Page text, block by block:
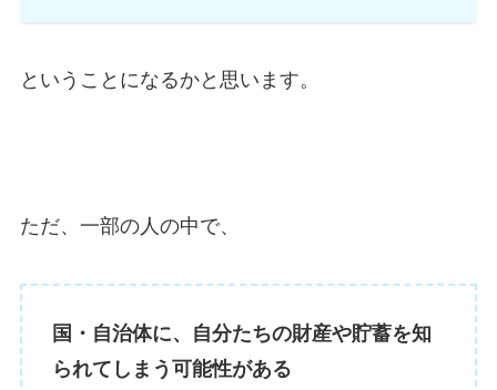
ということになるかと思います。
ただ、一部の人の中で、
国・自治体に、自分たちの財産や貯蓄を知
られてしまう可能性がある